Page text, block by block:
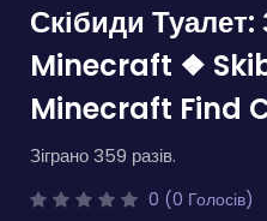
Скібиди
Minecraft ❖
Minecraft Find
Зіграно 359 разів.
0 (0 Голосів)